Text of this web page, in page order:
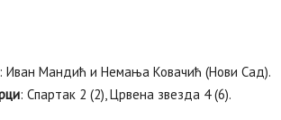
: Иван Мандић и Немања Ковачић (Нови Сад).
: Спартак 2 (2), Црвена звезда 4 (6).